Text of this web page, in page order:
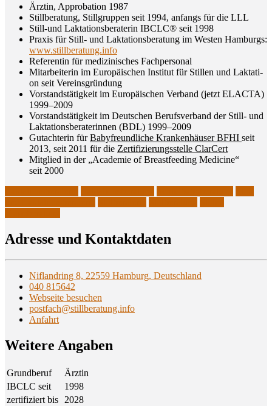
Ärz­tin, Appro­ba­ti­on 1987
Still­be­ra­tung, Still­grup­pen seit 1994, anfangs für die LLL
Still-und Lak­ta­ti­ons­be­ra­te­rin IBCLC® seit 1998
Pra­xis für Still- und Lak­ta­ti­ons­be­ra­tung im Wes­ten Ham­burgs:
www.stillberatung.info
Refe­ren­tin für medi­zi­ni­sches Fachpersonal
Mit­ar­bei­te­rin im Euro­päi­schen Insti­tut für Stil­len und Lak­ta­ti­
on seit Vereinsgründung
Vor­stands­tä­tig­keit im Euro­päi­schen Ver­band (jetzt ELACTA)
1999–2009
Vor­stands­tä­tig­keit im Deut­schen Berufs­ver­band der Still- und
Lak­ta­ti­ons­be­ra­te­rin­nen (BDL) 1999–2009
Gut­ach­te­rin fürBaby­freund­li­che Kran­ken­häu­ser BFHI seit
2013, seit 2011 für die Zer­ti­fi­zie­rungs­stel­le ClarCert
Mit­glied in der „Aca­de­mie of Breast­fee­ding Medi­ci­ne“
seit 2000
Adres­se und Kontaktdaten
Niflandring 8, 22559 Hamburg, Deutschland
040 815642
Webseite besuchen
postfach@stillberatung.info
Anfahrt
Wei­te­re Angaben
Grundberuf
Ärztin
IBCLC seit
1998
zertifiziert bis
2028